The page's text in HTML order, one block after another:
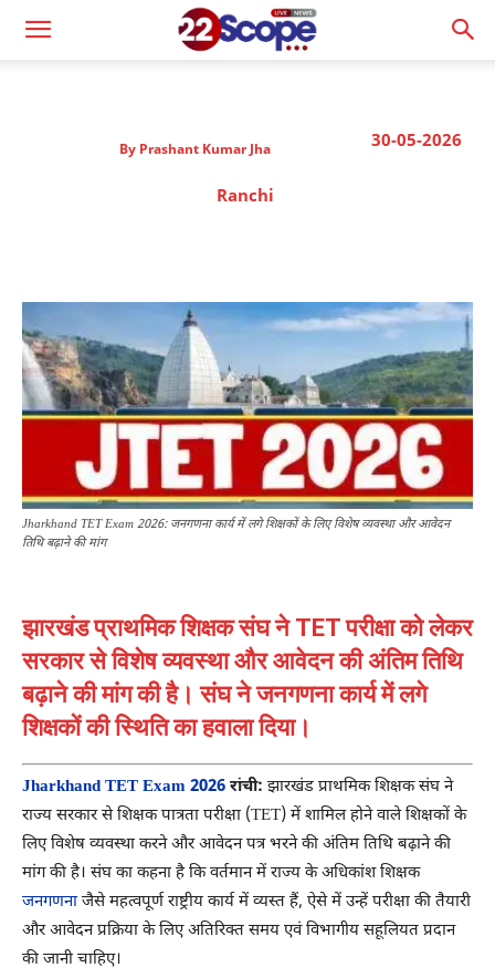
30-05-2026
By Prashant Kumar Jha
Ranchi
Jharkhand TET Exam 2026: जनगणना कार्य में लगे शिक्षकों के लिए विशेष व्यवस्था और आवेदन
तिथि बढ़ाने की मांग
झारखंड प्राथमिक शिक्षक संघ ने TET परीक्षा को लेकर
सरकार से विशेष व्यवस्था और आवेदन की अंतिम तिथि
बढ़ाने की मांग की है। संघ ने जनगणना कार्य में लगे
शिक्षकों की स्थिति का हवाला दिया।
Jharkhand TET Exam 2026 रांची: झारखंड प्राथमिक शिक्षक संघ ने
राज्य सरकार से शिक्षक पात्रता परीक्षा (TET) में शामिल होने वाले शिक्षकों के
लिए विशेष व्यवस्था करने और आवेदन पत्र भरने की अंतिम तिथि बढ़ाने की
मांग की है। संघ का कहना है कि वर्तमान में राज्य के अधिकांश शिक्षक
जनगणनाजैसे महत्वपूर्ण राष्ट्रीय कार्य में व्यस्त हैं, ऐसे में उन्हें परीक्षा की तैयारी
और आवेदन प्रक्रिया के लिए अतिरिक्त समय एवं विभागीय सहूलियत प्रदान
की जानी चाहिए।